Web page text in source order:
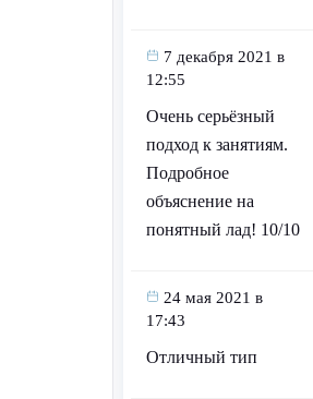
7 декабря 2021 в
12:55
Очень серьёзный
подход к занятиям.
Подробное
объяснение на
понятный лад! 10/10
24 мая 2021 в
17:43
Отличный тип